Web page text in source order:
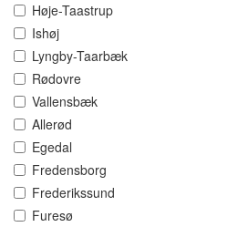
Høje-Taastrup
Ishøj
Lyngby-Taarbæk
Rødovre
Vallensbæk
Allerød
Egedal
Fredensborg
Frederikssund
Furesø